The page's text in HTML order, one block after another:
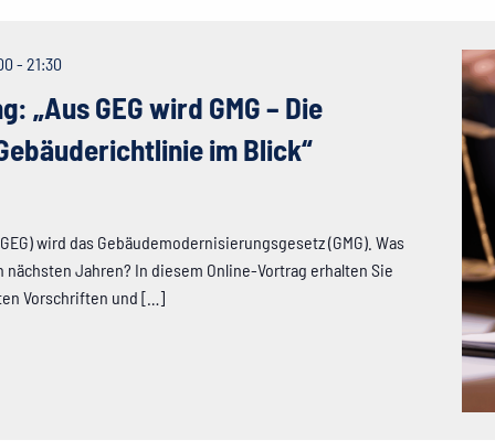
„Aus GEG wird GMG – Die
im Blick“
- 21:30
wird das Gebäudemodernisierungsgesetz (GMG). Was
Jahren? In diesem Online-Vortrag erhalten Sie
Vorschriften und […]